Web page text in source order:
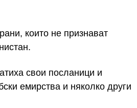
които не признават
свои посланици и
емирства и няколко други